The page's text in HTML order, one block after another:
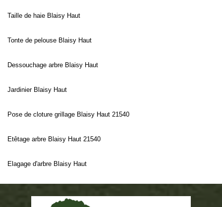
Taille de haie Blaisy Haut
Tonte de pelouse Blaisy Haut
Dessouchage arbre Blaisy Haut
Jardinier Blaisy Haut
Pose de cloture grillage Blaisy Haut 21540
Etêtage arbre Blaisy Haut 21540
Elagage d'arbre Blaisy Haut